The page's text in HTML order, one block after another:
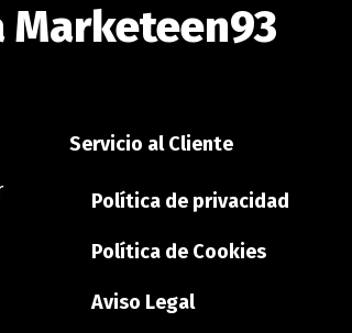
Marketeen93
Servicio al Cliente
Política de privacidad
Política de Cookies
Aviso Legal